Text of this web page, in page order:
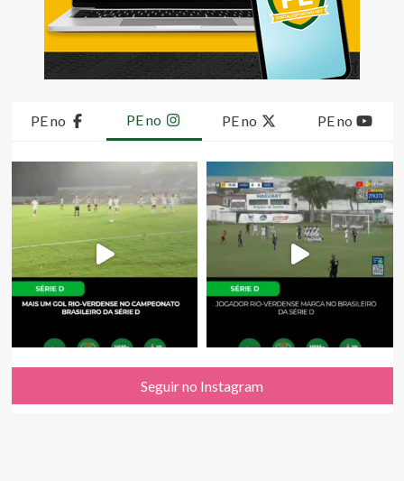
PE no PE no PE no PE no
Seguir no Instagram